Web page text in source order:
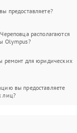
предоставляете?
располагаются
Olympus?
ремонт для юридических
вы предоставляете
лиц?